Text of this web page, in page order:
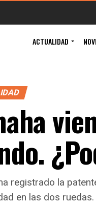
ACTUALIDAD
registrado la
en las dos